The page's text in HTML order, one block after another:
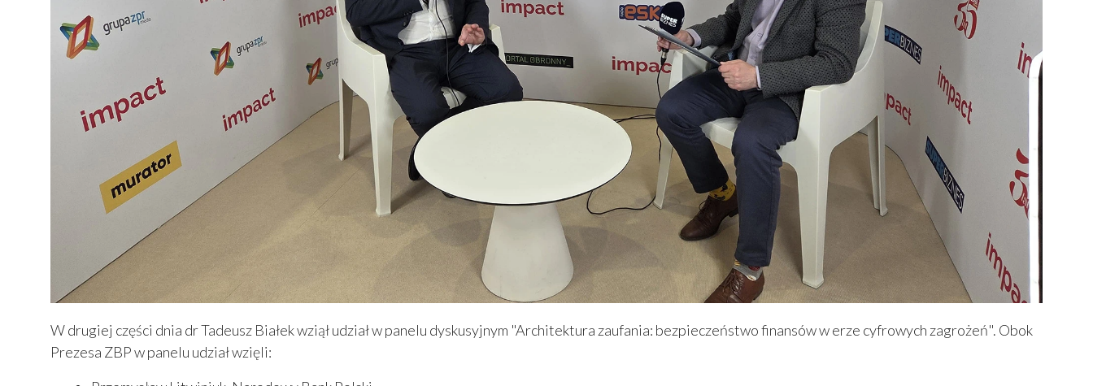
W drugiej części dnia dr Tadeusz Białek wziął udział w panelu dyskusyjnym "Architektura zaufania: bezpieczeństwo finansów w erze cyfrowych zagrożeń". Obok
Prezesa ZBP w panelu udział wzięli: